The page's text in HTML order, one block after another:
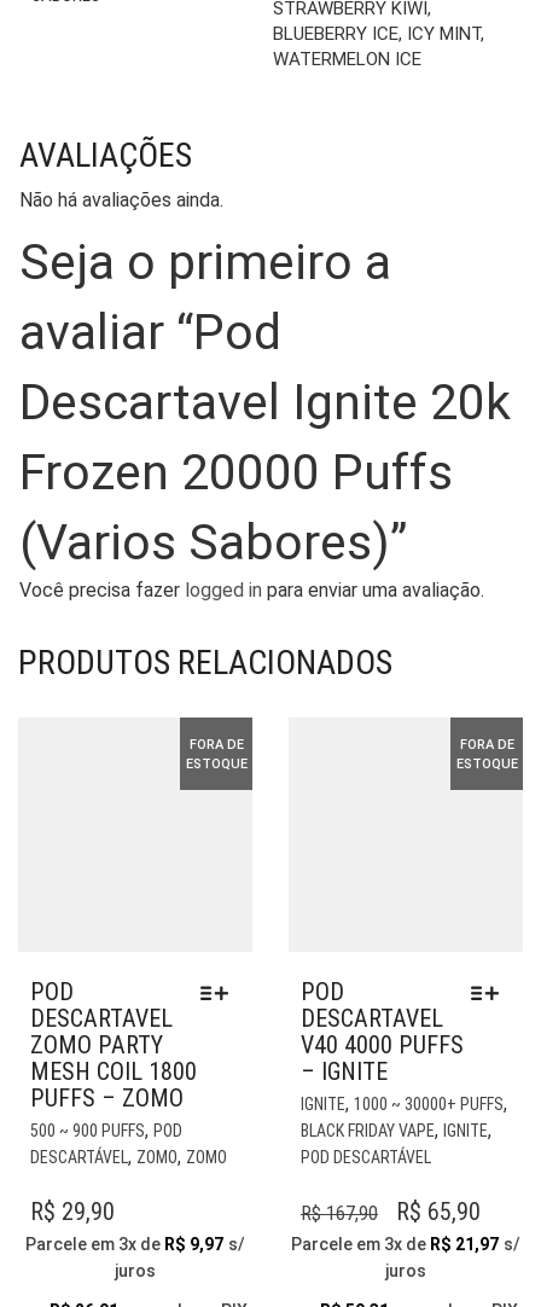
STRAWBERRY KIWI,
BLUEBERRY ICE, ICY MINT,
WATERMELON ICE
AVALIAÇÕES
Não há avaliações ainda.
Seja o primeiro a
avaliar “Pod
Descartavel Ignite 20k
Frozen 20000 Puffs
(Varios Sabores)”
Você precisa fazer logged in para enviar uma avaliação.
PRODUTOS RELACIONADOS
FORA DE
ESTOQUE
POD
DESCARTAVEL
ZOMO PARTY
MESH COIL 1800
PUFFS – ZOMO
500 ~ 900 PUFFS, POD
DESCARTÁVEL, ZOMO, ZOMO
PRODUTO
VARIANTES.
AS
R$ 29,90
Parcele em 3x de R$ 9,97 s/
juros
FORA DE
ESTOQUE
POD
DESCARTAVEL
V40 4000 PUFFS
– IGNITE
IGNITE, 1000 ~ 30000+ PUFFS,
BLACK FRIDAY VAPE, IGNITE,
POD DESCARTÁVEL
R$167,90
O
PREÇO
ORIGINAL
R$ 65,90
Parcele em 3x de R$ 21,97 s/
juros